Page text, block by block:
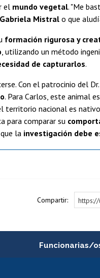
el mundo vegetal. "Me
Gabriela Mistral o que
formación rigurosa y
, utilizando un método
de capturarlos.
Con el patrocinio del
. Para Carlos, este animal
territorio nacional es
para comparar su
la investigación debe
Compartir:
Funcionarias/